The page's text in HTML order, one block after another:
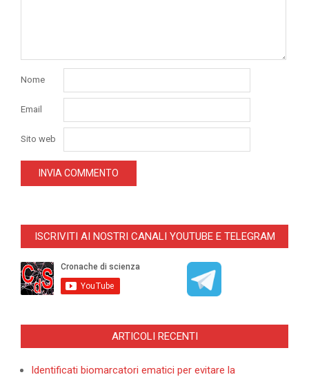
Nome
Email
Sito web
ISCRIVITI AI NOSTRI CANALI YOUTUBE E TELEGRAM
ARTICOLI RECENTI
Identificati biomarcatori ematici per evitare la